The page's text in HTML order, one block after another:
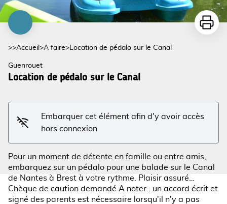
Voir l'image en plein écran
>>Accueil >A faire> Location de pédalo sur le Canal
Guenrouet
Location de pédalo sur le Canal
Embarquer cet élément afin d'y avoir accès
hors connexion
Pour un moment de détente en famille ou entre amis,
embarquez sur un pédalo pour une balade sur le Canal
de Nantes à Brest à votre rythme. Plaisir assuré…
Chèque de caution demandé A noter : un accord écrit et
signé des parents est nécessaire lorsqu'il n'y a pas